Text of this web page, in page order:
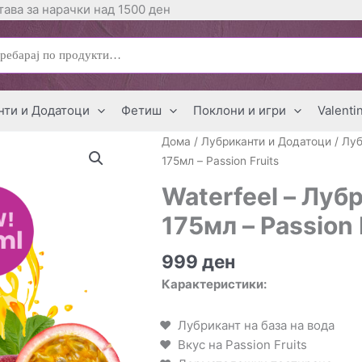
за нарачки над 1500 ден
и Додатоци Фетиш Поклони и игри
Дома / Лубриканти и Додатоци /
175мл – Passion Fruits
Waterfeel –
175мл –
999 ден
Карактеристики:
Лубрикант на база на вода
Вкус на Passion Fruits